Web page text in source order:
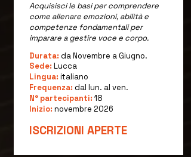
Acquisisci le basi per comprendere
come allenare emozioni, abilità e
competenze fondamentali per
imparare a gestire voce e corpo.
Durata: da Novembre a Giugno.
Sede:Lucca
Lingua:italiano
Frequenza: dal lun. al ven.
N° partecipanti:18
Inizio:novembre 2026
ISCRIZIONI APERTE